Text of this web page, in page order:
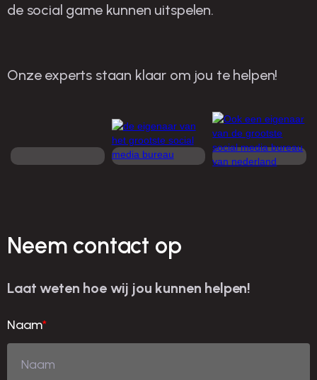
de social game kunnen uitspelen.
Onze experts staan klaar om jou te helpen!
Neem contact op
Laat weten hoe wij jou kunnen helpen!
Naam*